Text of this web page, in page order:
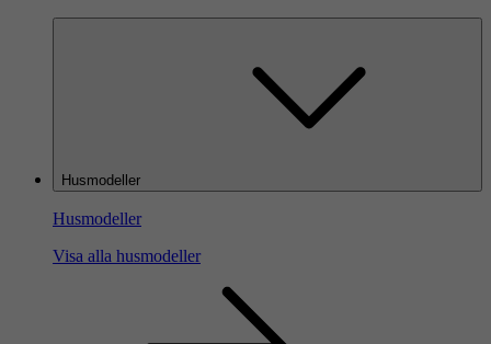
Husmodeller
Husmodeller
Visa alla husmodeller